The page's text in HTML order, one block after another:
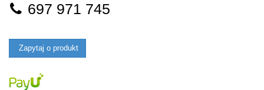
697 971 745
Zapytaj o produkt